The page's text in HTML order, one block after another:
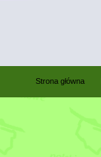
Strona główna